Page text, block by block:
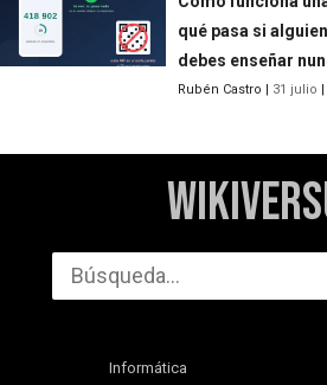
qué pasa si
debes enseñar
Rubén Castro | 31 julio |
Informática